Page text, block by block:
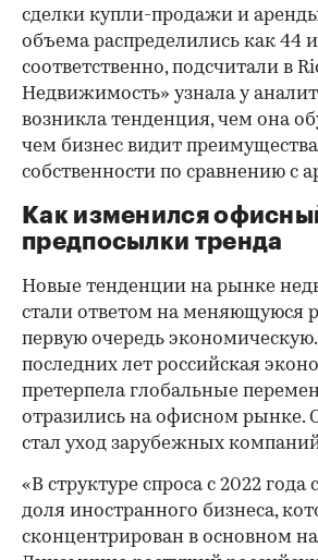
сделки купли-продажи и
объема распределились как 44
соответственно, подсчитали в
Недвижимость» узнала у
возникла тенденция, чем она
чем бизнес видит
собственности по сравнению с
Как изменился
предпосылки тренда
Новые тенденции на рынке
стали ответом на меняющуюся
первую очередь
последних лет российская
претерпела глобальные
отразились на офисном рынке.
стал уход зарубежных
«В структуре спроса с 2022 года
доля иностранного бизнеса,
сконцентрирован в основном